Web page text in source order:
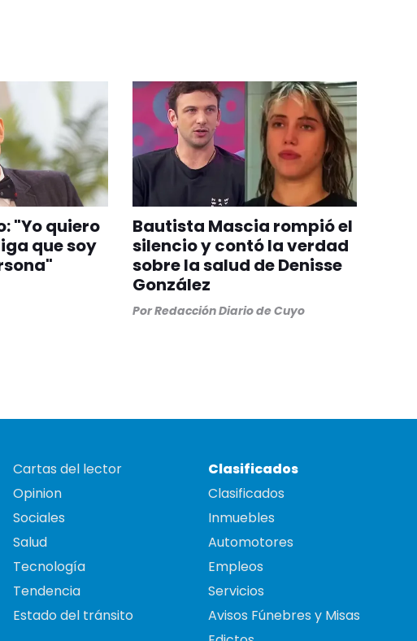
"Yo quiero
que soy
Bautista Mascia rompió el
silencio y contó la verdad
sobre la salud de Denisse
González
PorRedacción Diario de Cuyo
Cartas del lector
Opinion
Sociales
Salud
Tecnología
Tendencia
Estado del tránsito
Clasificados
Clasificados
Inmuebles
Automotores
Empleos
Servicios
Avisos Fúnebres y Misas